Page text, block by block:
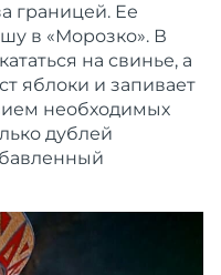
границей. Ее
в «Морозко». В
на свинье, а
яблоки и запивает
необходимых
дублей